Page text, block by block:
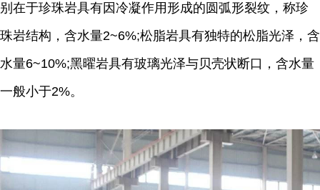
别在于珍珠岩具有因冷凝作用形成的圆弧形裂纹，称珍
珠岩结构，含水量2~6%;松脂岩具有独特的松脂光泽，含
水量6~10%;黑曜岩具有玻璃光泽与贝壳状断口，含水量
一般小于2%。